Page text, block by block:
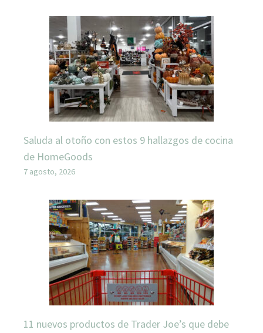
Saluda al otoño con estos 9 hallazgos de cocina
de HomeGoods
7 agosto, 2026
11 nuevos productos de Trader Joe’s que debe